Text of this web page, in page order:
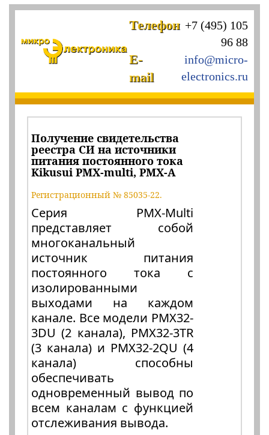
Телефон +7 (495) 105
96 88
E-
mail
info@micro-
electronics.ru
Получение свидетельства
реестра СИ на источники
питания постоянного тока
Kikusui PMX-multi, PMX-A
Регистрационный № 85035-22.
Серия PMX-Multi
представляет собой
многоканальный
источник питания
постоянного тока с
изолированными
выходами на каждом
канале. Все модели PMX32-
3DU (2 канала), PMX32-3TR
(3 канала) и PMX32-2QU (4
канала) способны
обеспечивать
одновременный вывод по
всем каналам с функцией
отслеживания вывода.